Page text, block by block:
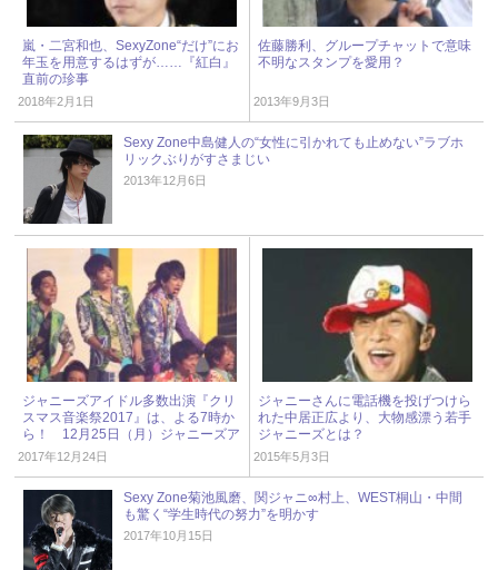
嵐・二宮和也、SexyZone“だけ”にお
年玉を用意するはずが……『紅白』
直前の珍事
2018年2月1日
佐藤勝利、グループチャットで意味
不明なスタンプを愛用？
2013年9月3日
Sexy Zone中島健人の“女性に引かれても止めない”ラブホ
リックぶりがすさまじい
2013年12月6日
ジャニーズアイドル多数出演『クリ
スマス音楽祭2017』は、よる7時か
ら！ 12月25日（月）ジャニーズア
イドル出演情報
2017年12月24日
ジャニーさんに電話機を投げつけら
れた中居正広より、大物感漂う若手
ジャニーズとは？
2015年5月3日
Sexy Zone菊池風磨、関ジャニ∞村上、WEST桐山・中間
も驚く“学生時代の努力”を明かす
2017年10月15日